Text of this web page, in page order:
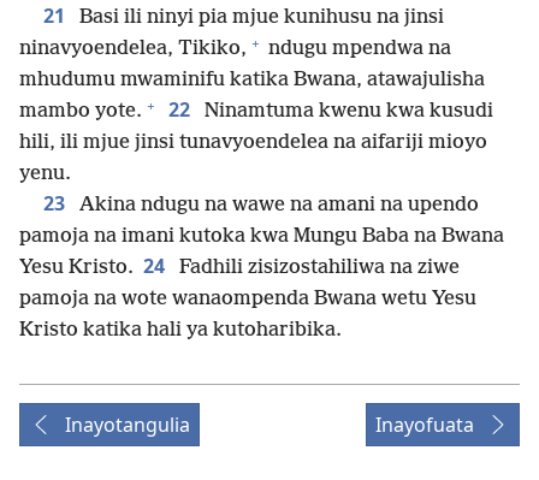
21
Basi ili ninyi pia mjue kunihusu na jinsi
ninavyoendelea, Tikiko, + ndugu mpendwa na
mhudumu mwaminifu katika Bwana, atawajulisha
mambo yote. + 22
Ninamtuma kwenu kwa kusudi
hili, ili mjue jinsi tunavyoendelea na aifariji mioyo
yenu.
23
Akina ndugu na wawe na amani na upendo
pamoja na imani kutoka kwa Mungu Baba na Bwana
Yesu Kristo. 24
Fadhili zisizostahiliwa na ziwe
pamoja na wote wanaompenda Bwana wetu Yesu
Kristo katika hali ya kutoharibika.
Inayotangulia Inayofuata